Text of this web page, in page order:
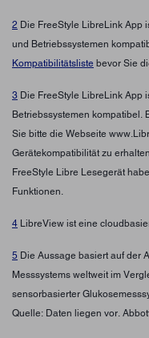
2 Die FreeStyle LibreLink App
und Betriebssystemen
Kompatibilitätsliste bevor Sie
3 Die FreeStyle LibreLink App
Betriebssystemen kompatibel.
Sie bitte die Webseite
Gerätekompatibilität zu
FreeStyle Libre Lesegerät
Funktionen.
4 LibreView ist eine
5 Die Aussage basiert auf der
Messsystems weltweit im
sensorbasierter
Quelle: Daten liegen vor.